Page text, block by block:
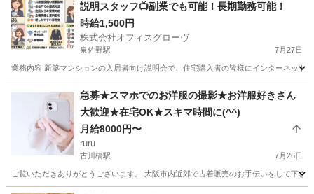
説明スタッフ📺副業でも可能！長期勤務可能！
時給1,500円
株式会社オフィスグローヴ
泉佐野駅 7月27日
業務内容 新築マンションの入居者向け説明会で、住宅購入者の皆様にインターネッ
泉佐野駅 販売 スタッフ
急募★スマホでのお洋服の撮影★お洋服好きさん
大歓迎★在宅OK★スキマ時間に(^^)
月給8000円〜
ruru
古川橋駅 7月26日
ご覧いただきありがとうございます。 大阪市内近郊で古着販売のお手伝いをして下